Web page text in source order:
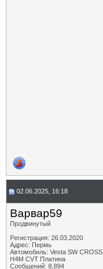
02.06.2025, 16:18
Варвар59
Продвинутый
Регистрация: 26.03.2020
Адрес: Пермь
Автомобиль: Vesta SW CROSS
H4M CVT Платина
Сообщений: 8,894